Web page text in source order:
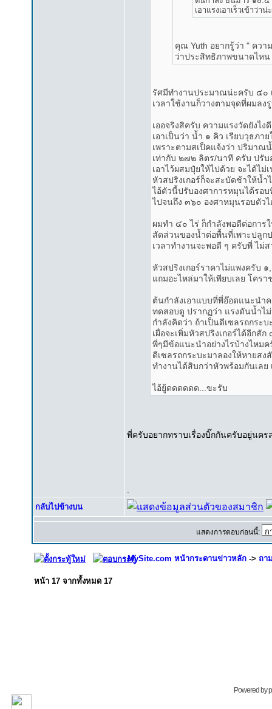
เอาแรงเอาเร็วเข้าว่าน่
คุณ Yuth อยากรู้ว่า " ควา
ว่าประสิทธิภาพขนาดไหน
รัศมีทำงานประมาณน่ะครับ ๔๐
เวลาใช้งานก็วางตามจุดที่ผมล
เออจริงสิครับ ความแรงวัดยังไง
เอาเป็นว่า น้ำ ๑ คิว เรียบวุธภ
เพราะตามสเป็คแจ้งว่า ปริมา
เท่ากับ ๒๗๒ ลิตร/นาที ครับ ปรับ
เอาไว้ผสมปุ๋ยให้ไปด้วย จะได้ไ
หัวสปริงเกอร์ก็จะสะบัดช้าให้น้
ไอ้ตัวนี้ปรับองศาการหมุนได้รอ
ไปจนถึง ๓๖๐ องศาหมุนรอบตัวไ
ผมทำ ๔๐ ไร่ ก็กำลังพอดีต่อกา
สัดส่วนของน้ำต่อพื้นที่เพาะปลูก
เวลาทำงานจะพอดี ๆ ครับพี่ ไม่
หัวสปริงเกอร์ราคาไม่แพงครับ
แถมอะไหล่มาให้เพียบเลย โคร
ต้นกำลังเอาแบบที่พี่อ๊อดแนะนำ
ทดสอบดู ปรากฏว่า แรงดันน้ำไ
กำลังคิดว่า ถ้าเป็นดีเซลรถกระบ
เผื่อจะเพิ่มหัวสปริงเกอร์ได้อีกสั
พี่ๆมีข้อแนะนำอย่างไรบ้างไหมค
ดีเซลรถกระบะมาลองให้หายส
ทำงานได้สิบกว่าหัวพร้อมกันเลย
ไอ้ยู้ดดดดดด...ขะรับ
พี่ครับอยากทราบเรื่องบิ๊กกันครับอยู่นค
กลับไปข้างบน
แสดงการตอบก่อนนี้:
MySite.com หน้ากระดานข่าวหลัก -> ถา
หน้า 17 จากทั้งหมด 17
Powered by